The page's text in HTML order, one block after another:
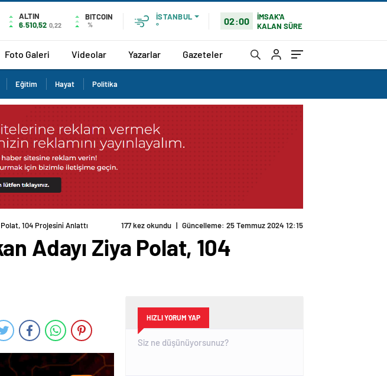
ALTIN
6.510,52 0,22
BITCOIN
%
İSTANBUL
°
02:00
İMSAK'A
KALAN SÜRE
Foto Galeri Videolar Yazarlar Gazeteler
Eğitim Hayat Politika
104 Projesini Anlattı 177 kez okundu | Güncelleme: 25 Temmuz 2024 12:15
Adayı Ziya Polat, 104
HIZLI YORUM YAP